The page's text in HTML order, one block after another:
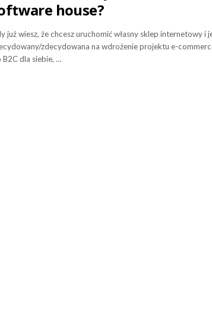
house?
już wiesz, że chcesz uruchomić własny sklep internetowy i
zdecydowana na wdrożenie projektu e-
B2C dla siebie, …